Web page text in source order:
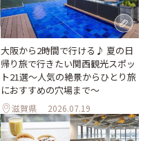
大阪から2時間で行ける♪ 夏の日
帰り旅で行きたい関西観光スポッ
ト21選～人気の絶景からひとり旅
におすすめの穴場まで～
滋賀県 2026.07.19